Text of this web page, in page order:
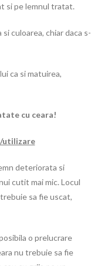
si pe lemnul tratat.
culoarea, chiar daca s-
ca si matuirea,
cu ceara!
utilizare
deteriorata si
cutit mai mic. Locul
sa fie uscat,
o prelucrare
nu trebuie sa fie